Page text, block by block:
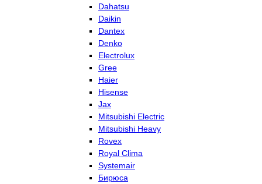
Dahatsu
Daikin
Dantex
Denko
Electrolux
Gree
Haier
Hisense
Jax
Mitsubishi Electric
Mitsubishi Heavy
Rovex
Royal Clima
Systemair
Бирюса